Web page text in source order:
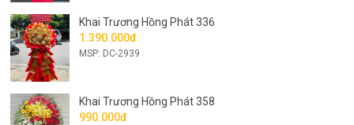
Khai Trương Hồng Phát 336
1.390.000đ
MSP: DC-2939
Khai Trương Hồng Phát 358
990.000đ